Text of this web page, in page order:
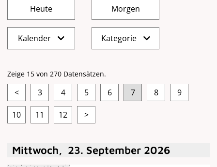
Kalender Kategorie
Zeige 15 von 270 Datensätzen.
< 3 4 5 6 7 8 9
10 11 12 >
Mittwoch, 23. September 2026